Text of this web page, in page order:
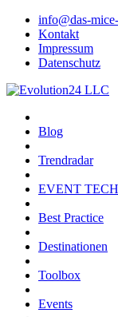
info@das-
Kontakt
Impressum
Datenschutz
Blog
Trendradar
EVENT TECH
Best Practice
Destinationen
Toolbox
Events